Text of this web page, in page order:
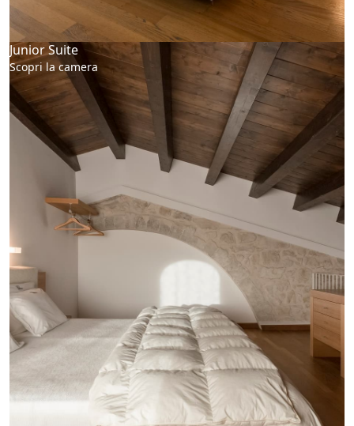
Junior Suite
Scopri la camera